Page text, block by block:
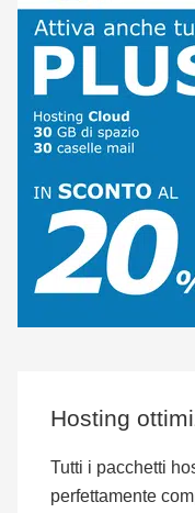
Hosting
Tutti i pacchetti
perfettamente